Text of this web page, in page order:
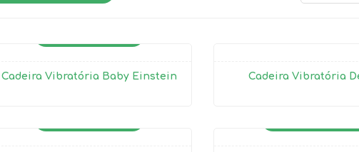
Cadeira Vibratória Baby Einstein Cadeira Vibratória